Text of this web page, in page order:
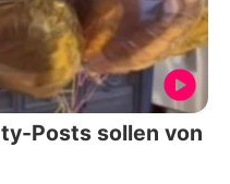
Posts sollen von